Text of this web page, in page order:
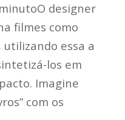
designer
filmes como
essa a
los em
Imagine
com os